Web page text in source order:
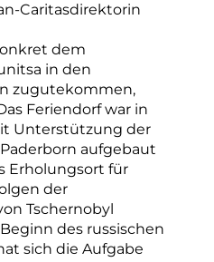
Caritasdirektorin
dem
in den
zugutekommen,
Feriendorf war in
Unterstützung der
aufgebaut
Erholungsort für
der
Tschernobyl
des russischen
sich die Aufgabe